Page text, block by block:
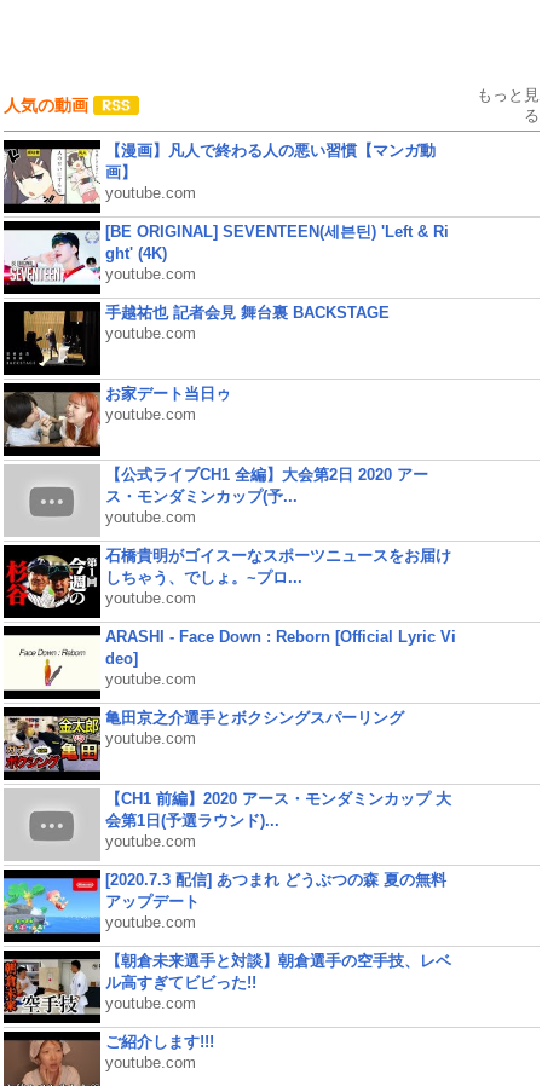
人気の動画
もっと見
る
【漫画】凡人で終わる人の悪い習慣【マンガ動
画】
youtube.com
[BE ORIGINAL] SEVENTEEN(세븐틴) 'Left & Ri
ght' (4K)
youtube.com
手越祐也 記者会見 舞台裏 BACKSTAGE
youtube.com
お家デート当日ゥ
youtube.com
【公式ライブCH1 全編】大会第2日 2020 アー
ス・モンダミンカップ(予...
youtube.com
石橋貴明がゴイスーなスポーツニュースをお届け
しちゃう、でしょ。~プロ...
youtube.com
ARASHI - Face Down : Reborn [Official Lyric Vi
deo]
youtube.com
亀田京之介選手とボクシングスパーリング
youtube.com
【CH1 前編】2020 アース・モンダミンカップ 大
会第1日(予選ラウンド)...
youtube.com
[2020.7.3 配信] あつまれ どうぶつの森 夏の無料
アップデート
youtube.com
【朝倉未来選手と対談】朝倉選手の空手技、レベ
ル高すぎてビビった!!
youtube.com
ご紹介します!!!
youtube.com